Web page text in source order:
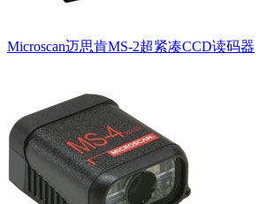
Microscan迈思肯MS-2超紧凑CCD读码器